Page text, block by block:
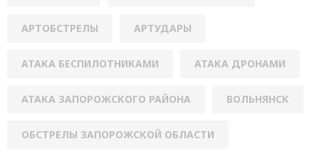
АРТОБСТРЕЛЫ АРТУДАРЫ
АТАКА БЕСПИЛОТНИКАМИ АТАКА ДРОНАМИ
АТАКА ЗАПОРОЖСКОГО РАЙОНА ВОЛЬНЯНСК
ОБСТРЕЛЫ ЗАПОРОЖСКОЙ ОБЛАСТИ